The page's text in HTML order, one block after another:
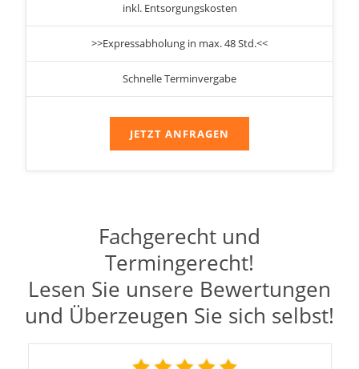
inkl. Entsorgungskosten
>>Expressabholung in max. 48 Std.<<
Schnelle Terminvergabe
JETZT ANFRAGEN
Fachgerecht und
Termingerecht!
Lesen Sie unsere Bewertungen
und Überzeugen Sie sich selbst!